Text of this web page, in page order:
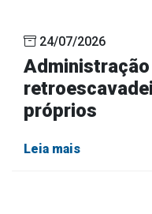
24/07/2026
próprios
Leia mais